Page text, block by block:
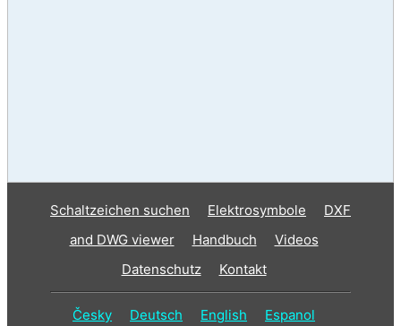
Schaltzeichen suchen Elektrosymbole
DXF
and DWG viewer
Handbuch
Videos
Datenschutz
Kontakt
Česky Deutsch English Espanol